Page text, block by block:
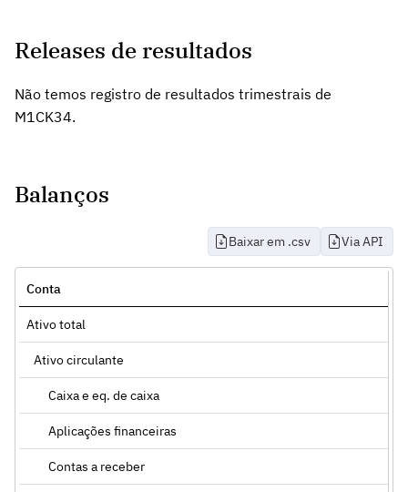
Releases de resultados
Não temos registro de resultados trimestrais de
M1CK34.
Balanços
Baixar em .csv Via API
Conta
Ativo total
Ativo circulante
Caixa e eq. de caixa
Aplicações financeiras
Contas a receber